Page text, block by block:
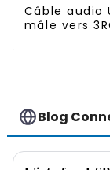
Câble audio
mâle vers
Blog